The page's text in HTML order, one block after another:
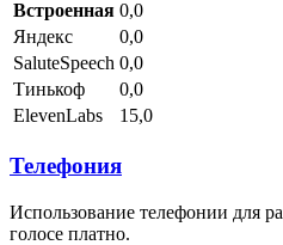
Встроенная 0,0
Яндекс
0,0
SaluteSpeech 0,0
Тинькоф
0,0
ElevenLabs
15,0
Телефония
Использование телефонии для
голосе платно.